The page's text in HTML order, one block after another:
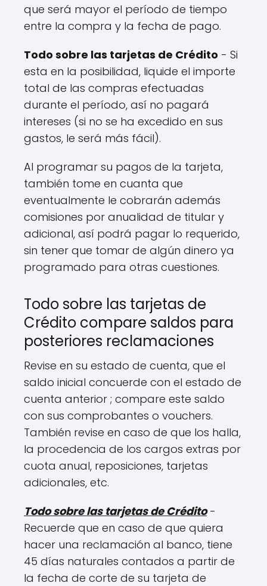
que será mayor el período de tiempo
entre la compra y la fecha de pago.
Todo sobre las tarjetas de Crédito - Si
esta en la posibilidad, liquide el importe
total de las compras efectuadas
durante el período, así no pagará
intereses (si no se ha excedido en sus
gastos, le será más fácil).
Al programar su pagos de la tarjeta,
también tome en cuanta que
eventualmente le cobrarán además
comisiones por anualidad de titular y
adicional, así podrá pagar lo requerido,
sin tener que tomar de algún dinero ya
programado para otras cuestiones.
Todo sobre las tarjetas de
Crédito compare saldos para
posteriores reclamaciones
Revise en su estado de cuenta, que el
saldo inicial concuerde con el estado de
cuenta anterior ; compare este saldo
con sus comprobantes o vouchers.
También revise en caso de que los halla,
la procedencia de los cargos extras por
cuota anual, reposiciones, tarjetas
adicionales, etc.
Todo sobre las tarjetas de Crédito-
Recuerde que en caso de que quiera
hacer una reclamación al banco, tiene
45 días naturales contados a partir de
la fecha de corte de su tarjeta de